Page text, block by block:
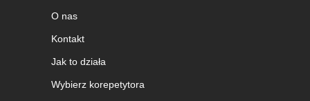
O nas
Kontakt
Jak to działa
Wybierz korepetytora